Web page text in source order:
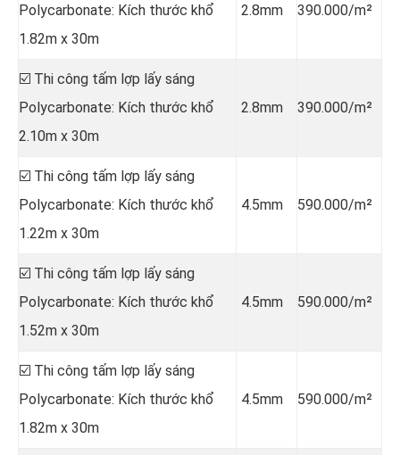
Polycarbonate: Kích thước khổ
1.82m x 30m
2.8mm 390.000/m²
☑️ Thi công tấm lợp lấy sáng
Polycarbonate: Kích thước khổ
2.10m x 30m
2.8mm 390.000/m²
☑️ Thi công tấm lợp lấy sáng
Polycarbonate: Kích thước khổ
1.22m x 30m
4.5mm 590.000/m²
☑️ Thi công tấm lợp lấy sáng
Polycarbonate: Kích thước khổ
1.52m x 30m
4.5mm 590.000/m²
☑️ Thi công tấm lợp lấy sáng
Polycarbonate: Kích thước khổ
1.82m x 30m
4.5mm 590.000/m²